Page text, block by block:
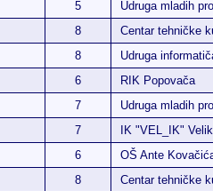
5
Udruga mladih
8
Centar tehničke
8
Udruga
6
RIK Popovača
7
Udruga mladih
7
IK "VEL_IK"
6
OŠ Ante
8
Centar tehničke